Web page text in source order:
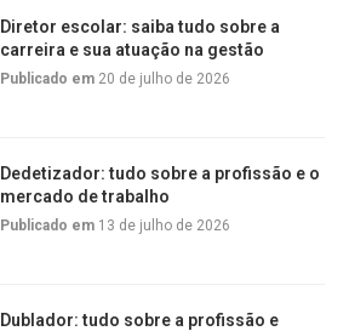
Diretor escolar: saiba tudo sobre a
carreira e sua atuação na gestão
Publicado em 20 de julho de 2026
Dedetizador: tudo sobre a profissão e o
mercado de trabalho
Publicado em 13 de julho de 2026
Dublador: tudo sobre a profissão e